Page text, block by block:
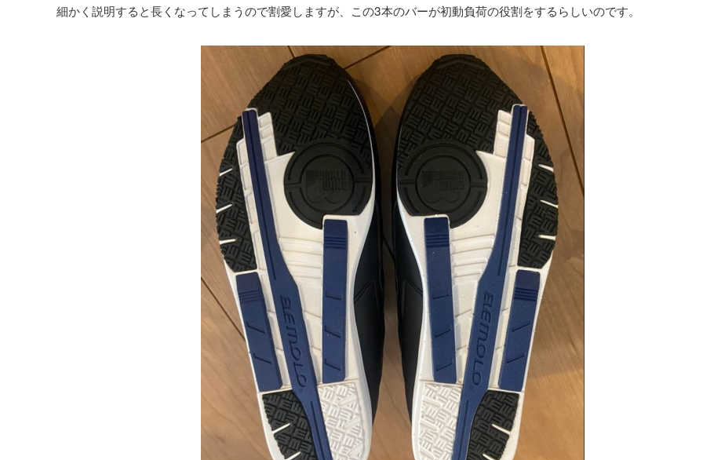
細かく説明すると長くなってしまうので割愛しますが、この3本のバーが初動負荷の役割をするらしいのです。